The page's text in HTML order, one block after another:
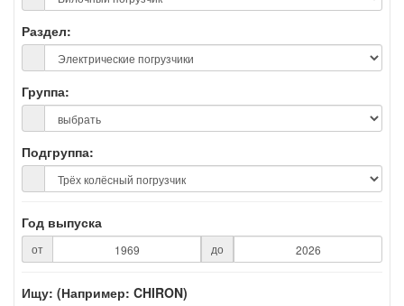
Раздел:
Группа:
Подгруппа:
Год выпуска
от до
Ищу: (Например: CHIRON)